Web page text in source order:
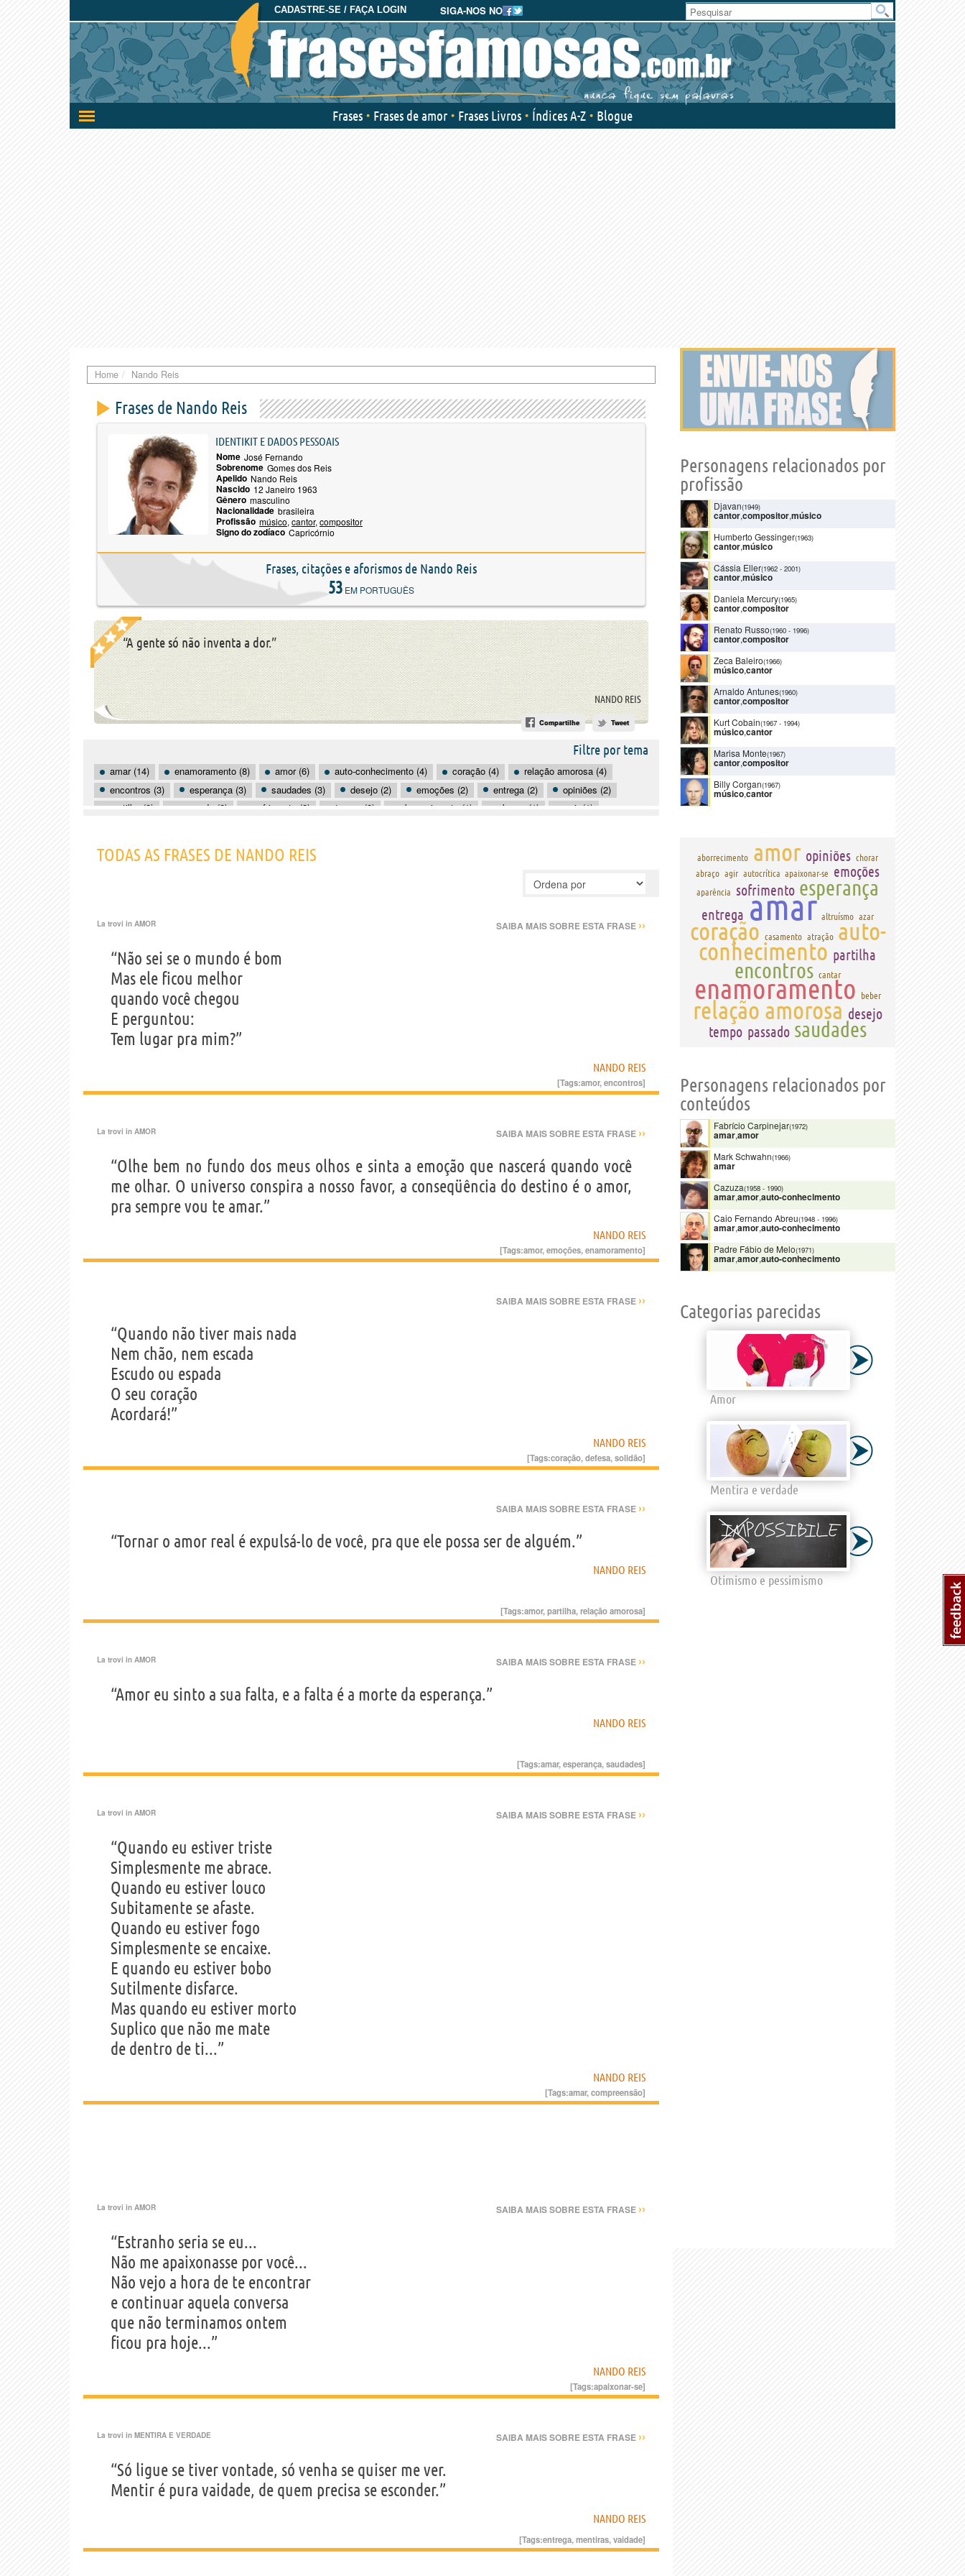
SIGA-NOS NO
CADASTRE-SE / FAÇA LOGIN
Ativar/desativar
a
Área
do
Usuário
Frases Frases de amor Frases Livros Índices A-Z Blogue
Home Nando Reis
Frases de Nando Reis
IDENTIKIT E DADOS PESSOAIS
Nome José Fernando
Sobrenome Gomes dos Reis
Apelido Nando Reis
Nascido 12 Janeiro 1963
Gênero masculino
Nacionalidade brasileira
Profissão músico, cantor, compositor
Signo do zodíaco Capricórnio
Frases, citações e aforismos de Nando Reis
53 EM PORTUGUÊS
“A gente só não inventa a dor.”
NANDO REIS
Compartilhe Tweet
Filtre por tema
amar (14) enamoramento (8) amor (6) auto-conhecimento (4) coração (4)
relação amorosa (4)
encontros (3)
esperança (3) saudades (3) desejo (2) emoções (2) entrega (2)
opiniões (2)
partilha (2)
passado (2) sofrimento (2) tempo (2) aborrecimento (1) abraço (1)
agir (1)
TODAS AS FRASES DE NANDO REIS
La trovi in AMOR SAIBA MAIS SOBRE ESTA FRASE ››
“Não sei se o mundo é bom
Mas ele ficou melhor
quando você chegou
E perguntou:
Tem lugar pra mim?”
NANDO REIS
[Tags:amor,encontros]
La trovi in AMOR SAIBA MAIS SOBRE ESTA FRASE ››
“Olhe bem no fundo dos meus olhos e sinta a emoção que nascerá quando você
me olhar. O universo conspira a nosso favor, a conseqüência do destino é o amor,
pra sempre vou te amar.”
NANDO REIS
[Tags:amor,emoções,enamoramento]
SAIBA MAIS SOBRE ESTA FRASE ››
“Quando não tiver mais nada
Nem chão, nem escada
Escudo ou espada
O seu coração
Acordará!”
NANDO REIS
[Tags:coração,defesa,solidão]
SAIBA MAIS SOBRE ESTA FRASE ››
“Tornar o amor real é expulsá-lo de você, pra que ele possa ser de alguém.”
NANDO REIS
[Tags:amor,partilha,relação amorosa]
La trovi in AMOR SAIBA MAIS SOBRE ESTA FRASE ››
“Amor eu sinto a sua falta, e a falta é a morte da esperança.”
NANDO REIS
[Tags:amar,esperança,saudades]
La trovi in AMOR SAIBA MAIS SOBRE ESTA FRASE ››
“Quando eu estiver triste
Simplesmente me abrace.
Quando eu estiver louco
Subitamente se afaste.
Quando eu estiver fogo
Simplesmente se encaixe.
E quando eu estiver bobo
Sutilmente disfarce.
Mas quando eu estiver morto
Suplico que não me mate
de dentro de ti...”
NANDO REIS
[Tags:amar,compreensão]
La trovi in AMOR SAIBA MAIS SOBRE ESTA FRASE ››
“Estranho seria se eu...
Não me apaixonasse por você...
Não vejo a hora de te encontrar
e continuar aquela conversa
que não terminamos ontem
ficou pra hoje...”
NANDO REIS
[Tags:apaixonar-se]
La trovi in MENTIRA E VERDADE SAIBA MAIS SOBRE ESTA FRASE ››
“Só ligue se tiver vontade, só venha se quiser me ver.
Mentir é pura vaidade, de quem precisa se esconder.”
NANDO REIS
[Tags:entrega,mentiras,vaidade]
Personagens relacionados por
profissão
Djavan(1949)
cantor,compositor,músico
Humberto Gessinger(1963)
cantor,músico
Cássia Eller(1962 - 2001)
cantor,músico
Daniela Mercury(1965)
cantor,compositor
Renato Russo(1960 - 1996)
cantor,compositor
Zeca Baleiro(1966)
músico,cantor
Arnaldo Antunes(1960)
cantor,compositor
Kurt Cobain(1967 - 1994)
músico,cantor
Marisa Monte(1967)
cantor,compositor
Billy Corgan(1967)
músico,cantor
aborrecimento amor opiniões chorar
abraço agir autocrítica apaixonar-se emoções
aparência sofrimento esperança
entrega amar altruísmo azar
coração casamento atração auto-
conhecimento partilha
encontros cantar
enamoramento beber
relação amorosa desejo
tempo passado saudades
Personagens relacionados por
conteúdos
Fabrício Carpinejar(1972)
amar,amor
Mark Schwahn(1966)
amar
Cazuza(1958 - 1990)
amar,amor,auto-conhecimento
Caio Fernando Abreu(1948 - 1996)
amar,amor,auto-conhecimento
Padre Fábio de Melo(1971)
amar,amor,auto-conhecimento
Categorias parecidas
Amor
Mentira e verdade
Otimismo e pessimismo